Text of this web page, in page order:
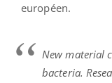
européen.
New material
bacteria.